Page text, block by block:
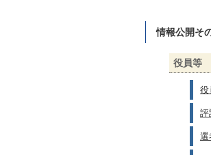
情報公開そ
役員等
役
評
選